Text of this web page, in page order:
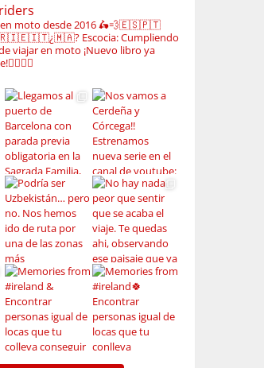
moto desde 2016🛵💨🇪🇸🇵🇹
Escocia: Cumpliendo
viajar en moto ¡Nuevo libro ya